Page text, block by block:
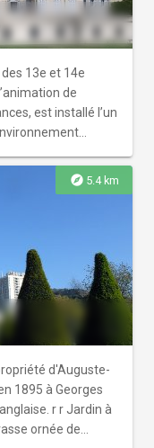
13e et 14e
de
est installé l’un
du territoire
la fondation du
les lignes
Il fait
à qui l’on doit
qui abrite
est acquise en
l’homme le plus
la Révolution. Le
dépendances.
du commerce
1805 et futur
explore 5.4 km
d'Auguste-
1895 à Georges
r r Jardin à
ornée de